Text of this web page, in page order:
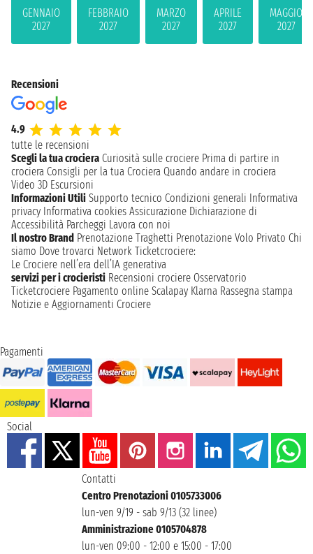
GENNAIO
2027
FEBBRAIO
2027
MARZO
2027
APRILE
2027
MAGGIO
2027
Recensioni
4.9
tutte le recensioni
Scegli la tua crociera Curiosità sulle crociere Prima di partire in
crociera Consigli per la tua Crociera Quando andare in crociera
Video 3D Escursioni
Informazioni Utili Supporto tecnico Condizioni generali Informativa
privacy Informativa cookies Assicurazione Dichiarazione di
Accessibilità Parcheggi Lavora con noi
Il nostro Brand Prenotazione Traghetti Prenotazione Volo Privato Chi
siamo Dove trovarci Network Ticketcrociere:
Le Crociere nell’era dell’IA generativa
servizi per i crocieristi Recensioni crociere Osservatorio
Ticketcrociere Pagamento online Scalapay Klarna Rassegna stampa
Notizie e Aggiornamenti Crociere
Pagamenti
Social
Contatti
Centro Prenotazioni 0105733006
lun-ven 9/19 - sab 9/13 (32 linee)
Amministrazione 0105704878
lun-ven 09:00 - 12:00 e 15:00 - 17:00